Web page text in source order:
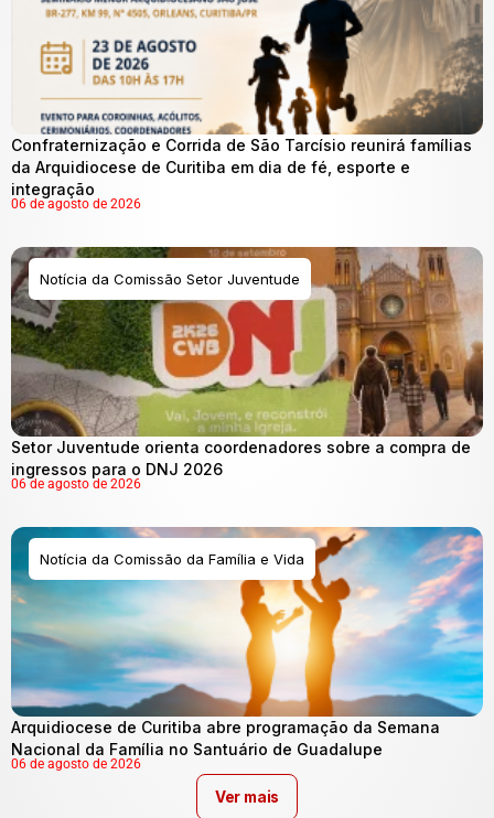
Confraternização e Corrida de São Tarcísio reunirá famílias
da Arquidiocese de Curitiba em dia de fé, esporte e
integração
06 de agosto de 2026
Notícia da Comissão Setor Juventude
Setor Juventude orienta coordenadores sobre a compra de
ingressos para o DNJ 2026
06 de agosto de 2026
Notícia da Comissão da Família e Vida
Arquidiocese de Curitiba abre programação da Semana
Nacional da Família no Santuário de Guadalupe
06 de agosto de 2026
Ver mais